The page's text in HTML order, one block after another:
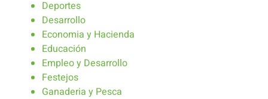
Deportes
Desarrollo
Economia y Hacienda
Educación
Empleo y Desarrollo
Festejos
Ganaderia y Pesca